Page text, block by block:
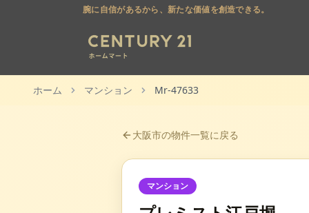
腕に自信があるから、新たな価値を創造できる。
ホーム マンション Mr-47633
大阪市の物件一覧に戻る
マンション